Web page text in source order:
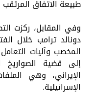
طبيعة الاتفاق
وفي المقابل، ركزت
دونالد ترامب خلال
المخصب وآليات
إلى قضية الصواريخ
الإيراني، وهي
الإسرائيلية.